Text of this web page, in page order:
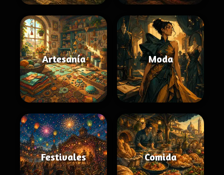
Artesanía Moda
Festivales Comida